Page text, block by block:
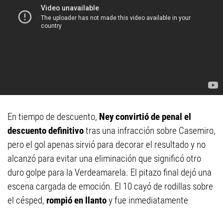
En tiempo de descuento, Ney convirtió de penal el
descuento definitivotras una infracción sobre Casemiro,
pero el gol apenas sirvió para decorar el resultado y no
alcanzó para evitar una eliminación que significó otro
duro golpe para la Verdeamarela. El pitazo final dejó una
escena cargada de emoción. El 10 cayó de rodillas sobre
el césped, rompió en llantoy fue inmediatamente